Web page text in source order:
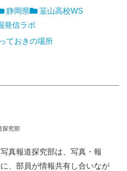
静岡県
韮山高校WS
発信ラボ
ておきの場所
探究部
真報道探究部は、写真・報
、部員が情報共有し合いなが